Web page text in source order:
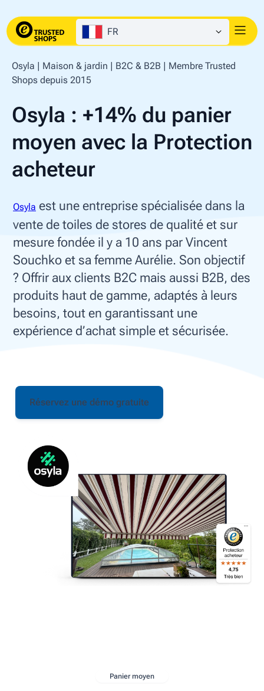
FR
Osyla | Maison & jardin | B2C & B2B | Membre Trusted
Shops depuis 2015
Osyla : +14% du panier
moyen avec la Protection
acheteur
Osyla est une entreprise spécialisée dans la
vente de toiles de stores de qualité et sur
mesure fondée il y a 10 ans par Vincent
Souchko et sa femme Aurélie. Son objectif
? Offrir aux clients B2C mais aussi B2B, des
produits haut de gamme, adaptés à leurs
besoins, tout en garantissant une
expérience d’achat simple et sécurisée.
Réservez une démo gratuite
Panier moyen